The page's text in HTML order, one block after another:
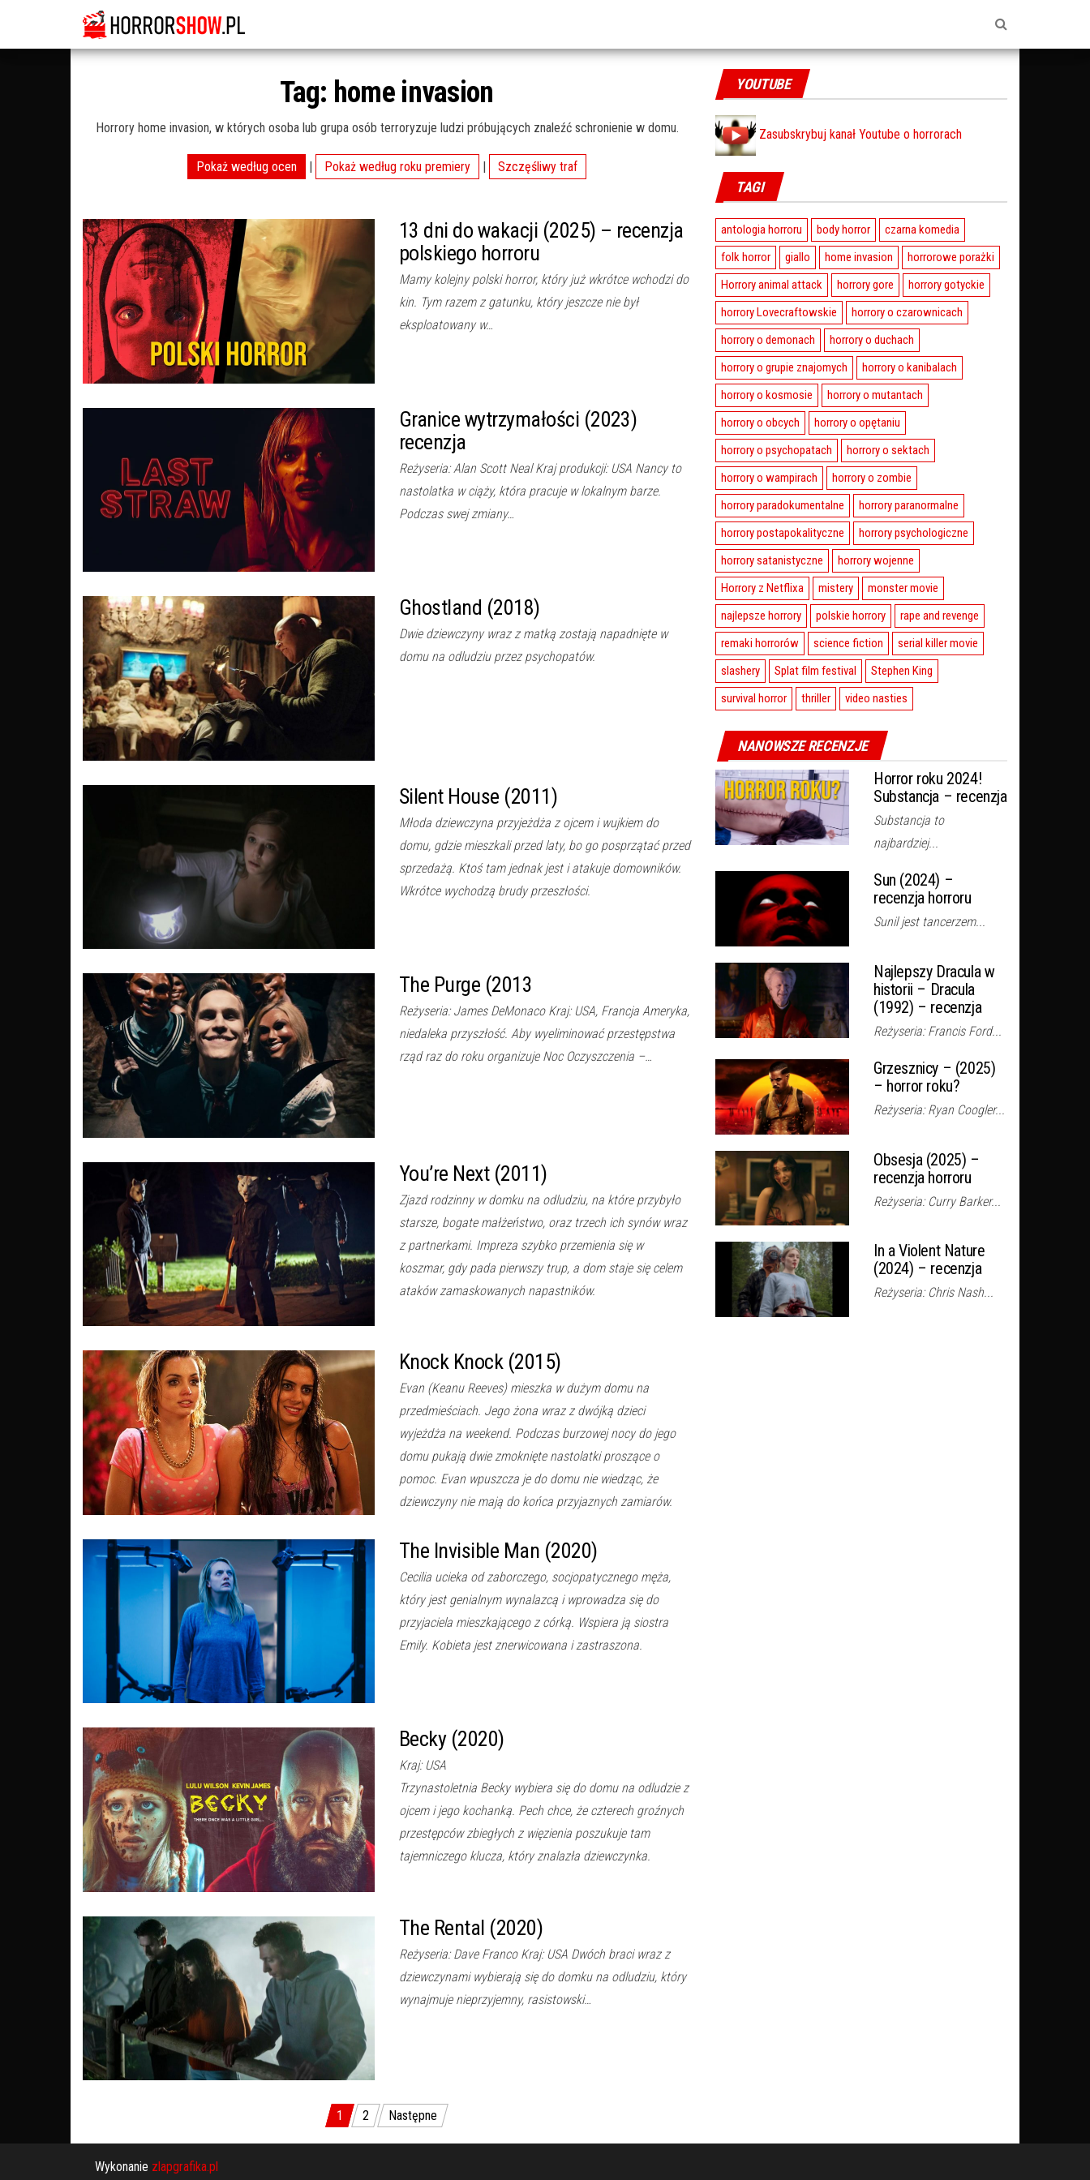
Tag: home invasion
Horrory home invasion, w których osoba lub grupa osób terroryzuje ludzi próbujących znaleźć schronienie w domu.
Pokaż według ocen | Pokaż według roku premiery | Szczęśliwy traf
13 dni do wakacji (2025) – recenzja
polskiego horroru
Mamy kolejny polski horror, który już wkrótce wchodzi do
kin. Tym razem z gatunku, który jeszcze nie był
eksploatowany w…
Granice wytrzymałości (2023)
recenzja
Reżyseria: Alan Scott Neal Kraj produkcji: USA Nancy to
nastolatka w ciąży, która pracuje w lokalnym barze.
Podczas swej zmiany…
Ghostland (2018)
Dwie dziewczyny wraz z matką zostają napadnięte w
domu na odludziu przez psychopatów.
Silent House (2011)
Młoda dziewczyna przyjeżdża z ojcem i wujkiem do
domu, gdzie mieszkali przed laty, bo go posprzątać przed
sprzedażą. Ktoś tam jednak jest i atakuje domowników.
Wkrótce wychodzą brudy przeszłości.
The Purge (2013
Reżyseria: James DeMonaco Kraj: USA, Francja Ameryka,
niedaleka przyszłość. Aby wyeliminować przestępstwa
rząd raz do roku organizuje Noc Oczyszczenia –…
You’re Next (2011)
Zjazd rodzinny w domku na odludziu, na które przybyło
starsze, bogate małżeństwo, oraz trzech ich synów wraz
z partnerkami. Impreza szybko przemienia się w
koszmar, gdy pada pierwszy trup, a dom staje się celem
ataków zamaskowanych napastników.
Knock Knock (2015)
Evan (Keanu Reeves) mieszka w dużym domu na
przedmieściach. Jego żona wraz z dwójką dzieci
wyjeżdża na weekend. Podczas burzowej nocy do jego
domu pukają dwie zmoknięte nastolatki proszące o
pomoc. Evan wpuszcza je do domu nie wiedząc, że
dziewczyny nie mają do końca przyjaznych zamiarów.
The Invisible Man (2020)
Cecilia ucieka od zaborczego, socjopatycznego męża,
który jest genialnym wynalazcą i wprowadza się do
przyjaciela mieszkającego z córką. Wspiera ją siostra
Emily. Kobieta jest znerwicowana i zastraszona.
Becky (2020)
Kraj: USA
Trzynastoletnia Becky wybiera się do domu na odludzie z
ojcem i jego kochanką. Pech chce, że czterech groźnych
przestępców zbiegłych z więzienia poszukuje tam
tajemniczego klucza, który znalazła dziewczynka.
The Rental (2020)
Reżyseria: Dave Franco Kraj: USA Dwóch braci wraz z
dziewczynami wybierają się do domku na odludziu, który
wynajmuje nieprzyjemny, rasistowski…
1 2 Następne
YOUTUBE
Zasubskrybuj kanał Youtube o horrorach
TAGI
antologia horroru body horror
czarna komedia
folk horror
giallo home invasion
horrorowe porażki
Horrory animal attack
horrory gore
horrory gotyckie
horrory Lovecraftowskie
horrory o czarownicach
horrory o demonach
horrory o duchach
horrory o grupie znajomych
horrory o kanibalach
horrory o kosmosie
horrory o mutantach
horrory o obcych
horrory o opętaniu
horrory o psychopatach
horrory o sektach
horrory o wampirach
horrory o zombie
horrory paradokumentalne
horrory paranormalne
horrory postapokalityczne
horrory psychologiczne
horrory satanistyczne
horrory wojenne
Horrory z Netflixa
mistery
monster movie
najlepsze horrory
polskie horrory
rape and revenge
remaki horrorów
science fiction
serial killer movie
slashery
Splat film festival
Stephen King
survival horror
thriller video nasties
NANOWSZE RECENZJE
Horror roku 2024!
Substancja – recenzja
Substancja to
najbardziej...
Sun (2024) –
recenzja horroru
Sunil jest tancerzem...
Najlepszy Dracula w
historii – Dracula
(1992) – recenzja
Reżyseria: Francis Ford...
Grzesznicy – (2025)
– horror roku?
Reżyseria: Ryan Coogler...
Obsesja (2025) –
recenzja horroru
Reżyseria: Curry Barker...
In a Violent Nature
(2024) – recenzja
Reżyseria: Chris Nash...
Wykonanie zlapgrafika.pl